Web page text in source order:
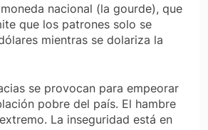
nacional (la gourde), que
que los patrones solo se
mientras se dolariza la
se provocan para empeorar
pobre del país. El hambre
La inseguridad está en